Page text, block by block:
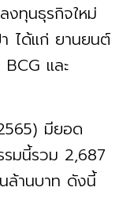
งทุนธุรกิจใหม่
ได้แก่ ยานยนต์
และ
มียอด
รมนี้รวม 2,687
ล้านบาท ดังนี้